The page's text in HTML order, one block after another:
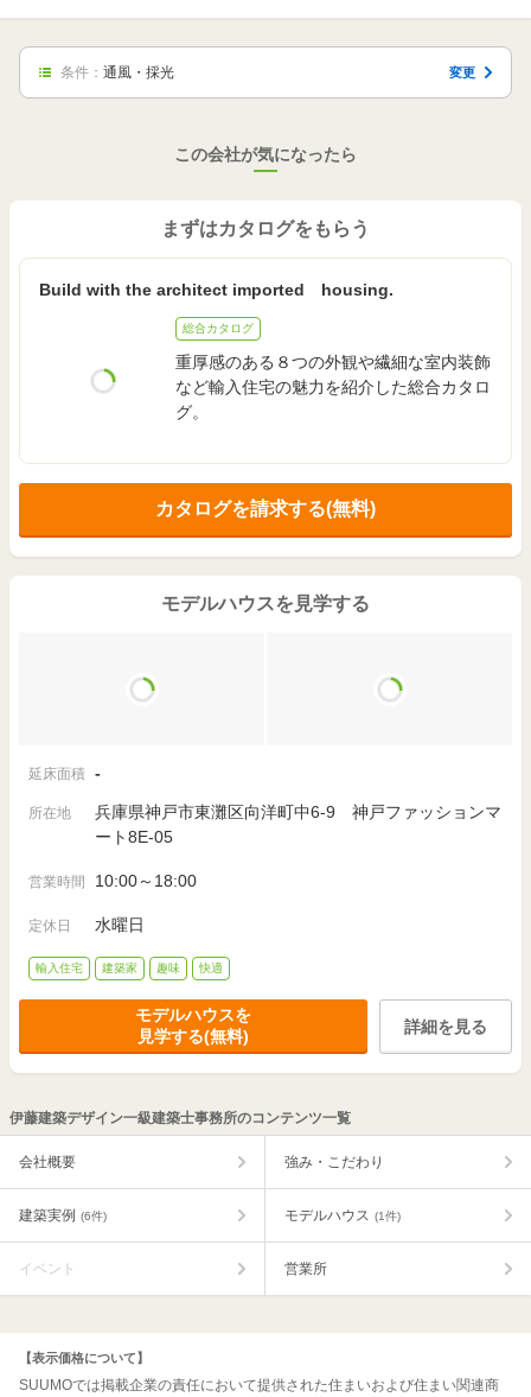
条件： 通風・採光 変更
この会社が気になったら
まずはカタログをもらう
Build with the architect imported housing.
総合カタログ
重厚感のある８つの外観や繊細な室内装飾
など輸入住宅の魅力を紹介した総合カタロ
グ。
カタログを請求する(無料)
モデルハウスを見学する
延床面積 -
所在地
兵庫県神戸市東灘区向洋町中6-9 神戸ファッションマ
ート8E-05
営業時間 10:00～18:00
定休日 水曜日
輸入住宅 建築家 趣味 快適
モデルハウスを
見学する(無料)
詳細を見る
伊藤建築デザイン一級建築士事務所のコンテンツ一覧
会社概要 強み・こだわり
建築実例 (6件) モデルハウス (1件)
イベント 営業所
【表示価格について】
SUUMOでは掲載企業の責任において提供された住まいおよび住まい関連商